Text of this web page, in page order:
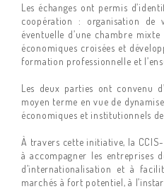
Les échanges ont permis
coopération : organisation de
éventuelle d’une chambre
économiques croisées et
formation professionnelle et
Les deux parties ont convenu
moyen terme en vue de
économiques et institutionnels
À travers cette initiative, la
à accompagner les entreprises
d’internationalisation et à
marchés à fort potentiel, à